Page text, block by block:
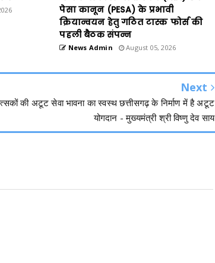
पेसा कानून (PESA) के प्रभावी
क्रियान्वयन हेतु गठित टास्क फोर्स की
पहली बैठक संपन्न
News Admin August 05, 2026
Next
की अटूट सेवा भावना का स्वस्थ छत्तीसगढ़ के निर्माण में है अटूट
योगदान - मुख्यमंत्री श्री विष्णु देव साय